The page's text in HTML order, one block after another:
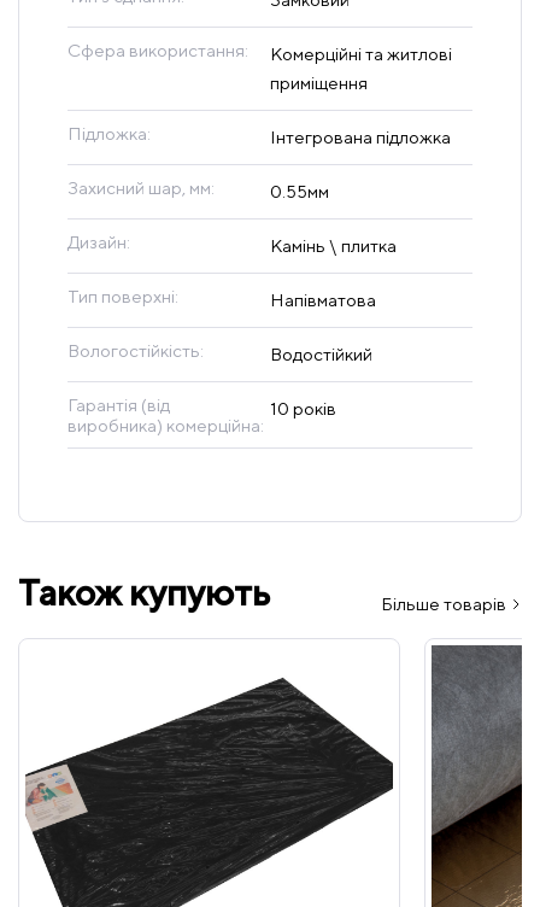
Сфера використання:
Комерційні та житлові
приміщення
Підложка: Інтегрована підложка
Захисний шар, мм: 0.55мм
Дизайн: Камінь \ плитка
Тип поверхні: Напівматова
Вологостійкість: Водостійкий
Гарантія (від
виробника) комерційна:
10 років
Також купують Більше товарів